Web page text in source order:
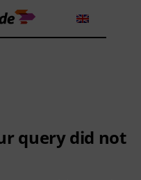
query did not